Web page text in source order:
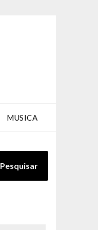
MUSICA
Pesquisar